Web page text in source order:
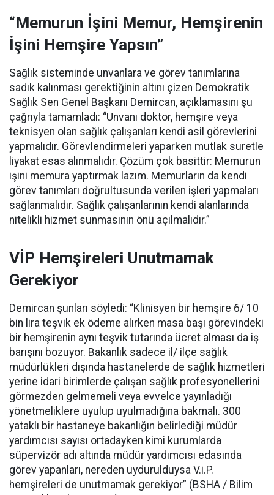
“Memurun İşini Memur, Hemşirenin
İşini Hemşire Yapsın”
Sağlık sisteminde unvanlara ve görev tanımlarına
sadık kalınması gerektiğinin altını çizen Demokratik
Sağlık Sen Genel Başkanı Demircan, açıklamasını şu
çağrıyla tamamladı: “Unvanı doktor, hemşire veya
teknisyen olan sağlık çalışanları kendi asil görevlerini
yapmalıdır. Görevlendirmeleri yaparken mutlak suretle
liyakat esas alınmalıdır. Çözüm çok basittir: Memurun
işini memura yaptırmak lazım. Memurların da kendi
görev tanımları doğrultusunda verilen işleri yapmaları
sağlanmalıdır. Sağlık çalışanlarının kendi alanlarında
nitelikli hizmet sunmasının önü açılmalıdır.”
VİP Hemşireleri Unutmamak
Gerekiyor
Demircan şunları söyledi: “Klinisyen bir hemşire 6/ 10
bin lira teşvik ek ödeme alırken masa başı görevindeki
bir hemşirenin aynı teşvik tutarında ücret alması da iş
barışını bozuyor. Bakanlık sadece il/ ilçe sağlık
müdürlükleri dışında hastanelerde de sağlık hizmetleri
yerine idari birimlerde çalışan sağlık profesyonellerini
görmezden gelmemeli veya evvelce yayınladığı
yönetmeliklere uyulup uyulmadığına bakmalı. 300
yataklı bir hastaneye bakanlığın belirlediği müdür
yardımcısı sayısı ortadayken kimi kurumlarda
süpervizör adı altında müdür yardımcısı edasında
görev yapanları, nereden uydurulduysa V.i.P.
hemşireleri de unutmamak gerekiyor” (BSHA / Bilim